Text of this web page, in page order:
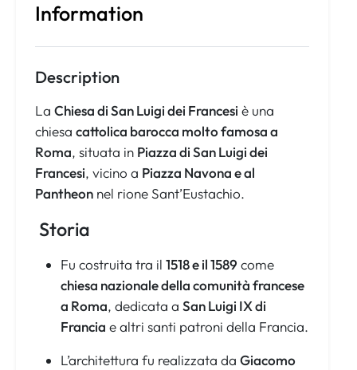
Information
Description
La Chiesa di San Luigi dei Francesi è una
chiesa cattolica barocca molto famosa a
Roma, situata in Piazza di San Luigi dei
Francesi, vicino a Piazza Navona e al
Pantheon nel rione Sant’Eustachio.
Storia
Fu costruita tra il 1518 e il 1589 come
chiesa nazionale della comunità francese
a Roma, dedicata a San Luigi IX di
Francia e altri santi patroni della Francia.
L’architettura fu realizzata da Giacomo